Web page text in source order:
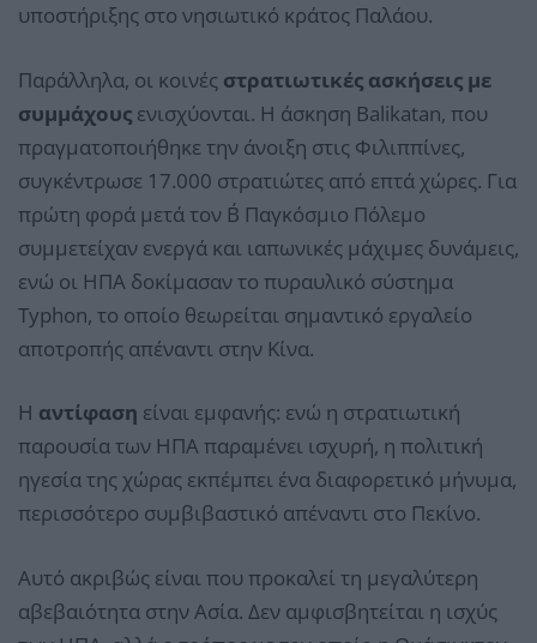
υποστήριξης στο νησιωτικό κράτος Παλάου.
Παράλληλα, οι κοινές στρατιωτικές ασκήσεις με
συμμάχους ενισχύονται. Η άσκηση Balikatan, που
πραγματοποιήθηκε την άνοιξη στις Φιλιππίνες,
συγκέντρωσε 17.000 στρατιώτες από επτά χώρες. Για
πρώτη φορά μετά τον Β΄ Παγκόσμιο Πόλεμο
συμμετείχαν ενεργά και ιαπωνικές μάχιμες δυνάμεις,
ενώ οι ΗΠΑ δοκίμασαν το πυραυλικό σύστημα
Typhon, το οποίο θεωρείται σημαντικό εργαλείο
αποτροπής απέναντι στην Κίνα.
Η αντίφαση είναι εμφανής: ενώ η στρατιωτική
παρουσία των ΗΠΑ παραμένει ισχυρή, η πολιτική
ηγεσία της χώρας εκπέμπει ένα διαφορετικό μήνυμα,
περισσότερο συμβιβαστικό απέναντι στο Πεκίνο.
Αυτό ακριβώς είναι που προκαλεί τη μεγαλύτερη
αβεβαιότητα στην Ασία. Δεν αμφισβητείται η ισχύς